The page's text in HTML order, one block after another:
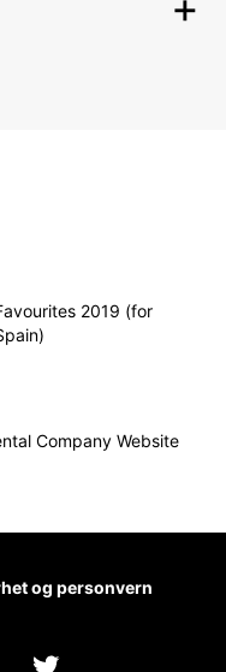
2019 (for
Company Website
og personvern